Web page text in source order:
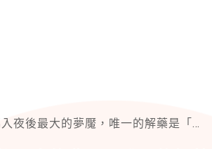
最大的夢魘，唯一的解藥是「時間」